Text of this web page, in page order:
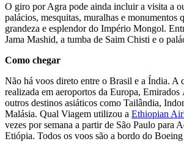
O giro por Agra pode ainda incluir a visita a
palácios, mesquitas, muralhas e monu­mentos
grandeza e esplendor do Im­pério Mongol.
Jama Mashid, a tumba de Saim Chisti e o
Como chegar
Não há voos direto entre o Brasil e a Índia. A
realizada em aeroportos da Europa,
outros destinos asiáticos como Tailândia,
Malásia. Qual Viagem utilizou a Ethiopian
vezes por semana a partir de São Paulo para
Etiópia. Todos os voos são a bordo do